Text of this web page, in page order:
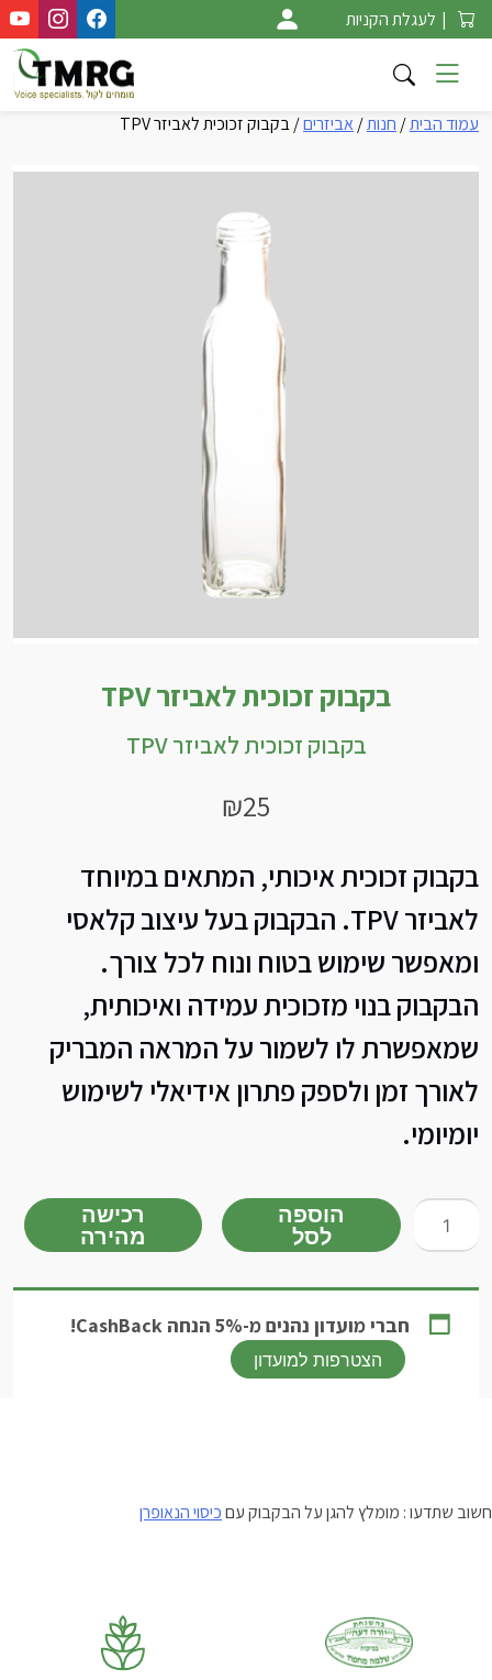
Skip
to
content
| לעגלת הקניות
עמוד הבית/ חנות/ אביזרים/ בקבוק זכוכית לאביזר TPV
בקבוק זכוכית לאביזר TPV
בקבוק זכוכית לאביזר TPV
₪25
בקבוק זכוכית איכותי, המתאים במיוחד
לאביזר TPV. הבקבוק בעל עיצוב קלאסי
ומאפשר שימוש בטוח ונוח לכל צורך.
הבקבוק בנוי מזכוכית עמידה ואיכותית,
שמאפשרת לו לשמור על המראה המבריק
לאורך זמן ולספק פתרון אידיאלי לשימוש
יומיומי.
כמות
זכוכית
לאביזר
TPV
הוספה
לסל
רכישה
מהירה
חברי מועדון נהנים מ-5% הנחה CashBack!
הצטרפות למועדון
חשוב שתדעו : מומלץ להגן על הבקבוק עםכיסוי הנאופרן